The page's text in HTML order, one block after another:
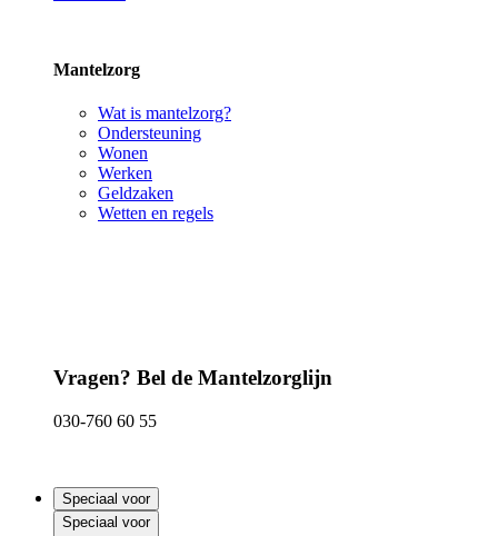
Mantelzorg
Wat is mantelzorg?
Ondersteuning
Wonen
Werken
Geldzaken
Wetten en regels
Vragen? Bel de Mantelzorglijn
030-760 60 55
Speciaal voor
Speciaal voor